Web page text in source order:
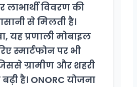
विवरण की
से मिलती है।
यह प्रणाली मोबाइल
स्मार्टफोन पर भी
ग्रामीण और शहरी
बढ़ी है। ONORC योजना